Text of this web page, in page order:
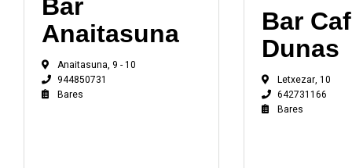
Bar
Anaitasuna
Anaitasuna, 9 - 10
944850731
Bares
Bar
Dunas
Letxezar, 10
642731166
Bares